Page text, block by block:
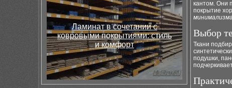
Ламинат в сочетании с
ковровыми покрытиями: стиль
и комфорт
кантом. Они
покрытие
минимализма
Выбор
Ткани
подушки,